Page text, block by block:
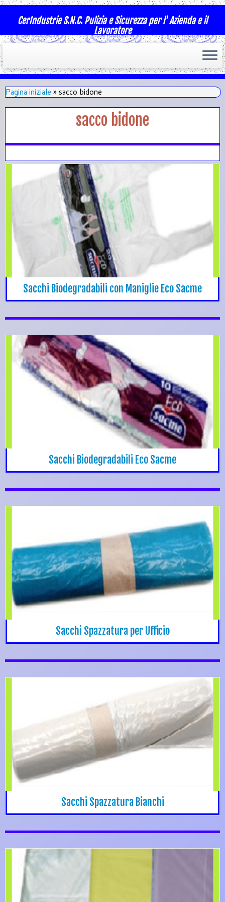
CerIndustrie S.N.C. Pulizia e Sicurezza per l' Azienda e il
Lavoratore
Pagina iniziale » sacco bidone
sacco bidone
Sacchi Biodegradabili con Maniglie Eco Sacme
Sacchi Biodegradabili Eco Sacme
Sacchi Spazzatura per Ufficio
Sacchi Spazzatura Bianchi